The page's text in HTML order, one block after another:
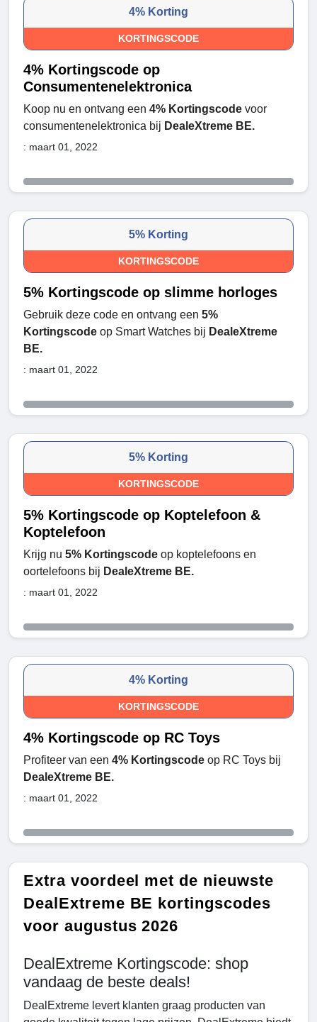
4% Korting
KORTINGSCODE
4% Kortingscode op
Consumentenelektronica
Koop nu en ontvang een 4% Kortingscode voor
consumentenelektronica bij DealeXtreme BE.
: maart 01, 2022
5% Korting
KORTINGSCODE
5% Kortingscode op slimme horloges
Gebruik deze code en ontvang een 5%
Kortingscode op Smart Watches bij DealeXtreme
BE.
: maart 01, 2022
5% Korting
KORTINGSCODE
5% Kortingscode op Koptelefoon &
Koptelefoon
Krijg nu 5% Kortingscode op koptelefoons en
oortelefoons bij DealeXtreme BE.
: maart 01, 2022
4% Korting
KORTINGSCODE
4% Kortingscode op RC Toys
Profiteer van een 4% Kortingscode op RC Toys bij
DealeXtreme BE.
: maart 01, 2022
Extra voordeel met de nieuwste
DealExtreme BE kortingscodes
voor augustus 2026
DealExtreme Kortingscode: shop
vandaag de beste deals!
DealExtreme levert klanten graag producten van